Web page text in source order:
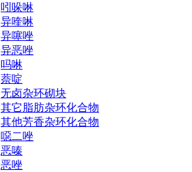
吲哚啉
异喹啉
异噻唑
异恶唑
吗啉
萘啶
无卤杂环砌块
其它脂肪杂环化合物
其他芳香杂环化合物
噁二唑
恶嗪
恶唑